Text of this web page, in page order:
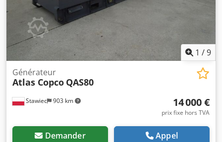
1 /9
Stawiec 903 km
Générateur
Atlas Copco QAS80
14 000 €
prix fixe hors TVA
Demander Appel